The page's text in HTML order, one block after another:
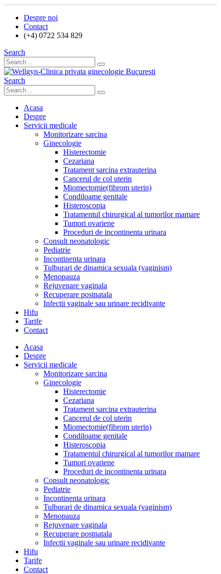
Despre noi
Contact
(+4) 0722 534 829
Search
Search
Acasa
Despre
Servicii medicale
Monitorizare sarcina
Ginecologie
Histerectomie
Cezariana
Tratament sarcina extrauterina
Cancerul de col uterin
Miomectomie(fibrom uterin)
Condiloame genitale
Histeroscopia
Tratamentul chirurgical al tumorilor mamare
Tumori ovariene
Proceduri de incontinenta urinara
Consult neonatologic
Pediatrie
Incontinenta urinara
Tulburari de dinamica sexuala (vaginism)
Menopauza
Rejuvenare vaginala
Recuperare postnatala
Infectii vaginale sau urinare recidivante
Hifu
Tarife
Contact
Acasa
Despre
Servicii medicale
Monitorizare sarcina
Ginecologie
Histerectomie
Cezariana
Tratament sarcina extrauterina
Cancerul de col uterin
Miomectomie(fibrom uterin)
Condiloame genitale
Histeroscopia
Tratamentul chirurgical al tumorilor mamare
Tumori ovariene
Proceduri de incontinenta urinara
Consult neonatologic
Pediatrie
Incontinenta urinara
Tulburari de dinamica sexuala (vaginism)
Menopauza
Rejuvenare vaginala
Recuperare postnatala
Infectii vaginale sau urinare recidivante
Hifu
Tarife
Contact